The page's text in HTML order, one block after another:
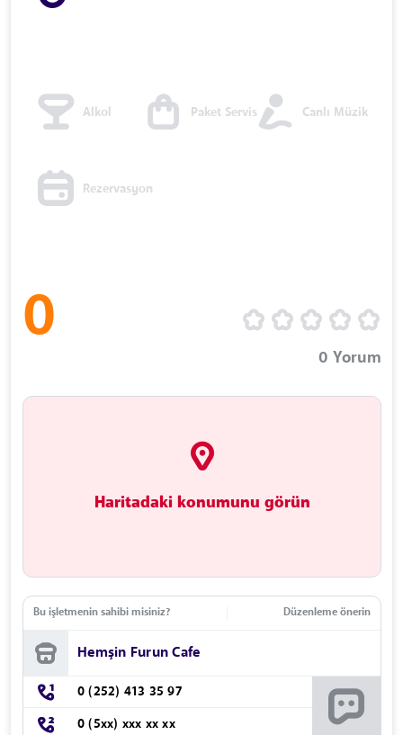
Alkol Paket Servis Canlı Müzik
Rezervasyon
0
0 Yorum
Haritadaki konumunu görün
Bu işletmenin sahibi misiniz? Düzenleme önerin
Hemşin Furun Cafe
0 (252) 413 35 97
0 (5xx) xxx xx xx